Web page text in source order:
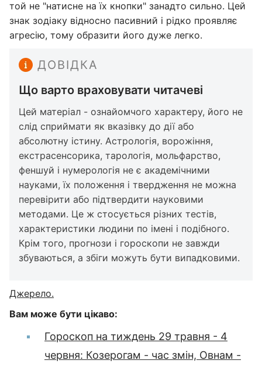
той не "натисне на їх кнопки" занадто сильно. Цей
знак зодіаку відносно пасивний і рідко проявляє
агресію, тому образити його дуже легко.
ДОВІДКА
Що варто враховувати читачеві
Цей матеріал - ознайомчого характеру, його не
слід сприймати як вказівку до дії або
абсолютну істину. Астрологія, ворожіння,
екстрасенсорика, тарологія, мольфарство,
феншуй і нумерологія не є академічними
науками, їх положення і твердження не можна
перевірити або підтвердити науковими
методами. Це ж стосується різних тестів,
характеристики людини по імені і подібного.
Крім того, прогнози і гороскопи не завжди
збуваються, а збіги можуть бути випадковими.
Джерело.
Вам може бути цікаво:
Гороскоп на тиждень 29 травня - 4
червня: Козерогам - час змін, Овнам -